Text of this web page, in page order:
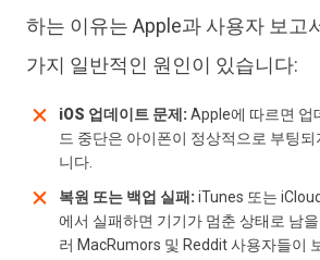
하는 이유는 Apple과 사용자 보고
가지 일반적인 원인이 있습니다:
iOS 업데이트 문제:Apple에 따르면 업
드 중단은 아이폰이 정상적으로 부팅되
니다.
복원 또는 백업 실패:iTunes 또는
에서 실패하면 기기가 멈춘 상태로 남
러 MacRumors 및 Reddit 사용자들이